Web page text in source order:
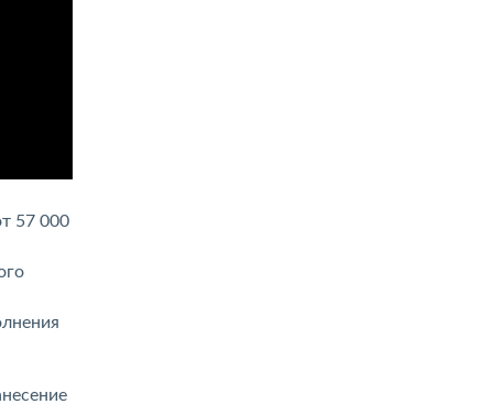
57 000